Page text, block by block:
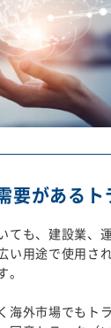
要があるト
ても、建設業、
い用途で使用さ
海外市場でもト